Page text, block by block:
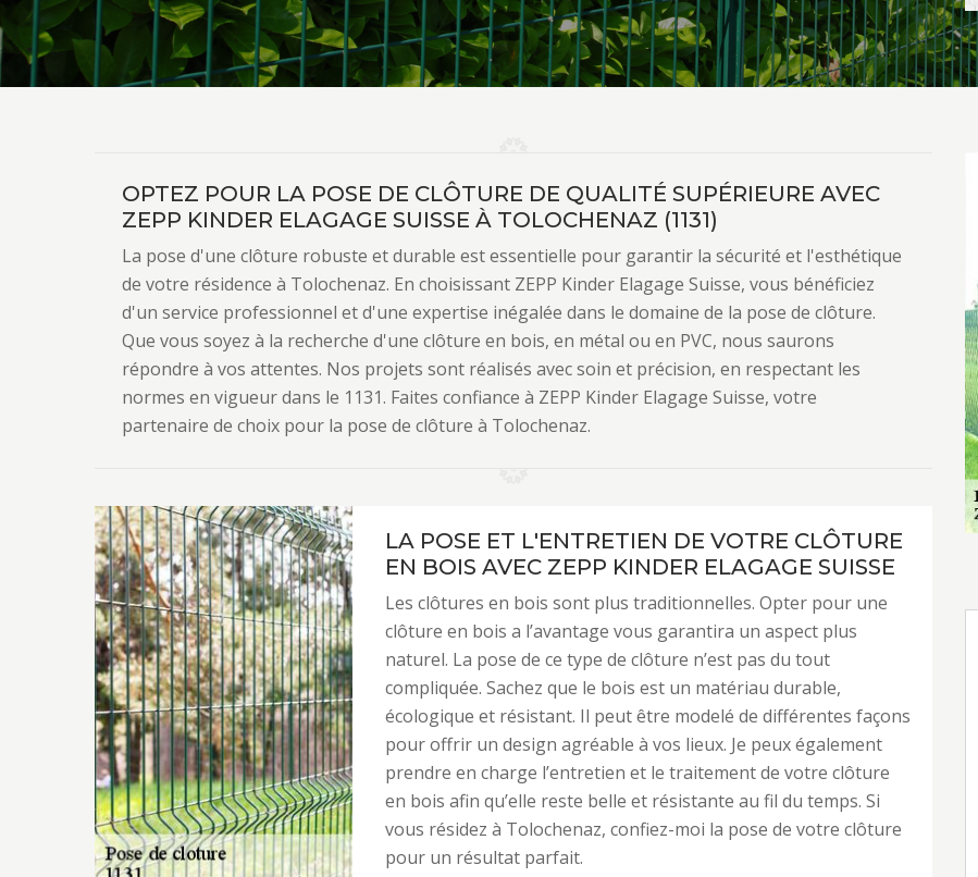
OPTEZ POUR LA POSE DE CLÔTURE DE QUALITÉ SUPÉRIEURE AVEC
ZEPP KINDER ELAGAGE SUISSE À TOLOCHENAZ (1131)
La pose d'une clôture robuste et durable est essentielle pour garantir la sécurité et l'esthétique
de votre résidence à Tolochenaz. En choisissant ZEPP Kinder Elagage Suisse, vous bénéficiez
d'un service professionnel et d'une expertise inégalée dans le domaine de la pose de clôture.
Que vous soyez à la recherche d'une clôture en bois, en métal ou en PVC, nous saurons
répondre à vos attentes. Nos projets sont réalisés avec soin et précision, en respectant les
normes en vigueur dans le 1131. Faites confiance à ZEPP Kinder Elagage Suisse, votre
partenaire de choix pour la pose de clôture à Tolochenaz.
LA POSE ET L'ENTRETIEN DE VOTRE CLÔTURE
EN BOIS AVEC ZEPP KINDER ELAGAGE SUISSE
Les clôtures en bois sont plus traditionnelles. Opter pour une
clôture en bois a l’avantage vous garantira un aspect plus
naturel. La pose de ce type de clôture n’est pas du tout
compliquée. Sachez que le bois est un matériau durable,
écologique et résistant. Il peut être modelé de différentes façons
pour offrir un design agréable à vos lieux. Je peux également
prendre en charge l’entretien et le traitement de votre clôture
en bois afin qu’elle reste belle et résistante au fil du temps. Si
vous résidez à Tolochenaz, confiez-moi la pose de votre clôture
pour un résultat parfait.